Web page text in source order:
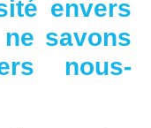
envers
savons
nous-